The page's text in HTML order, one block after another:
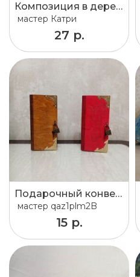
Композиция в деревянном ящичке
мастер Катри
27 р.
Подарочный конверт
мастер qaz1plm2B
15 р.